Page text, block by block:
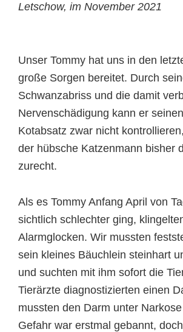
Letschow, im November 2021
Unser Tommy hat uns in den
große Sorgen bereitet. Durch
Schwanzabriss und die damit
Nervenschädigung kann er
Kotabsatz zwar nicht
der hübsche Katzenmann bisher
zurecht.
Als es Tommy Anfang April von
sichtlich schlechter ging,
Alarmglocken. Wir mussten
sein kleines Bäuchlein steinhart
und suchten mit ihm sofort die
Tierärzte diagnostizierten einen
mussten den Darm unter
Gefahr war erstmal gebannt,